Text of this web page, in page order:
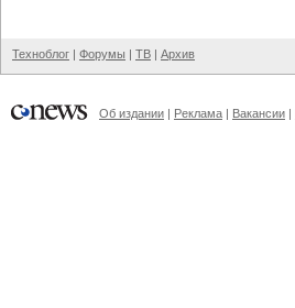
Техноблог | Форумы | ТВ | Архив
Об издании | Реклама | Вакансии |